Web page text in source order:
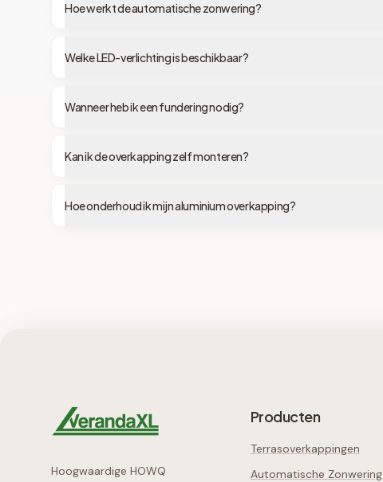
Hoe werkt de automatische zonwering?
Welke LED-verlichting is beschikbaar?
Wanneer heb ik een fundering nodig?
Kan ik de overkapping zelf monteren?
Hoe onderhoud ik mijn aluminium overkapping?
Hoogwaardige HOWQ
Producten
Terrasoverkappingen
Automatische Zonwering